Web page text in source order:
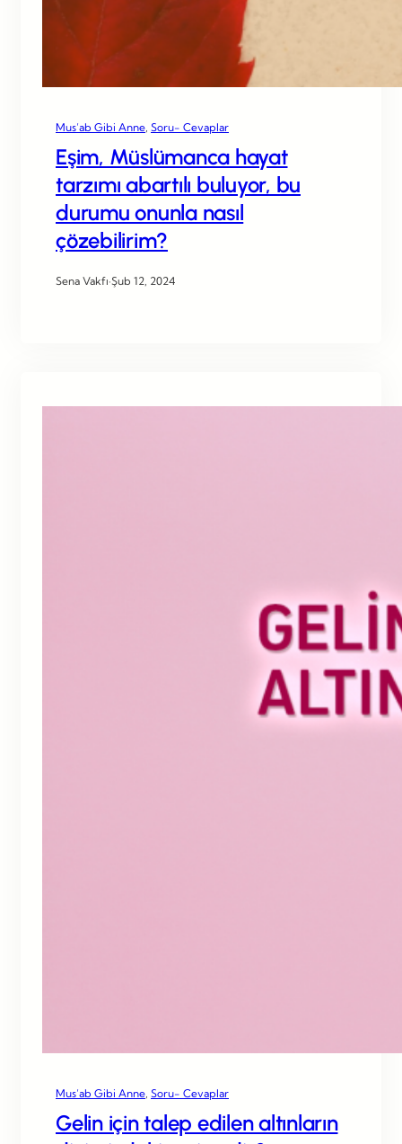
Mus’ab Gibi Anne Soru- Cevaplar
Eşim, Müslümanca hayat
tarzımı abartılı buluyor, bu
durumu onunla nasıl
çözebilirim?
Sena Vakfı·Şub 12, 2024
Mus’ab Gibi Anne Soru- Cevaplar
Gelin için talep edilen altınların